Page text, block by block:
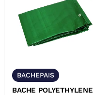
BACHEPAIS
BACHE POLYETHYLENE